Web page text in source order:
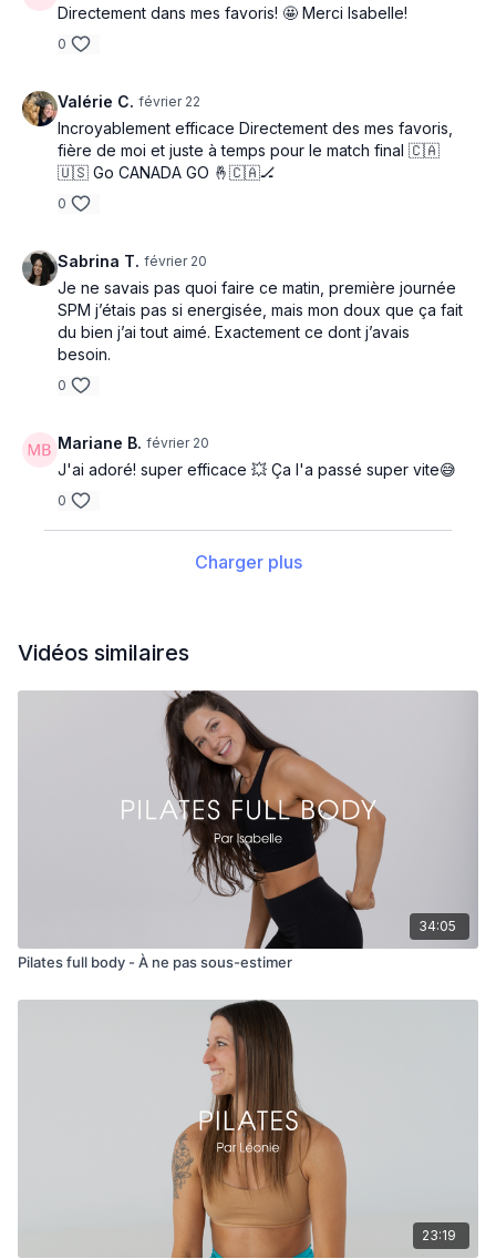
Directement dans mes favoris! 🤩 Merci Isabelle!
0
Valérie C. février 22
Incroyablement efficace Directement des mes favoris,
fière de moi et juste à temps pour le match final 🇨🇦
🇺🇸 Go CANADA GO 🤞🇨🇦🏒
0
Sabrina T. février 20
Je ne savais pas quoi faire ce matin, première journée
SPM j’étais pas si energisée, mais mon doux que ça fait
du bien j’ai tout aimé. Exactement ce dont j’avais
besoin.
0
Mariane B. février 20
J'ai adoré! super efficace 💥 Ça l'a passé super vite😅
0
Charger plus
Vidéos similaires
34:05
Pilates full body - À ne pas sous-estimer
23:19